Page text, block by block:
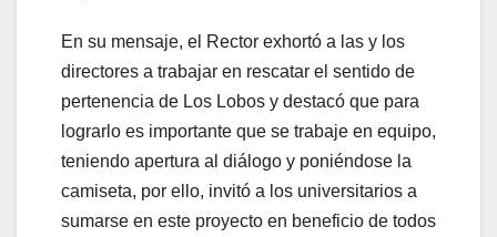
En su mensaje, el Rector exhortó a las y los
directores a trabajar en rescatar el sentido de
pertenencia de Los Lobos y destacó que para
lograrlo es importante que se trabaje en equipo,
teniendo apertura al diálogo y poniéndose la
camiseta, por ello, invitó a los universitarios a
sumarse en este proyecto en beneficio de todos